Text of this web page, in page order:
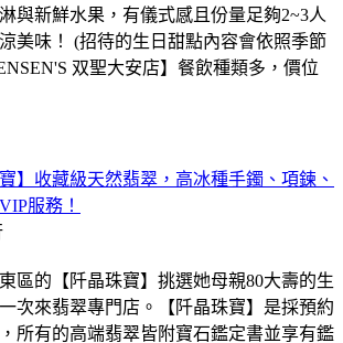
與新鮮水果，有儀式感且份量足夠2~3人
美味！ (招待的生日甜點內容會依照季節
双聖大安店】餐飲種類多，價位
】收藏級天然翡翠，高冰種手鐲、項鍊、
服務！
區的【阡晶珠寶】挑選她母親80大壽的生
次來翡翠專門店。【阡晶珠寶】是採預約
所有的高端翡翠皆附寶石鑑定書並享有鑑